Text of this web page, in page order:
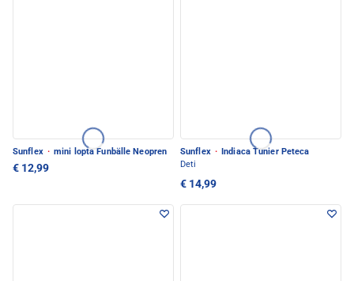
Sunflex · mini lopta Funbälle Neopren
€ 12,99
Sunflex · Indiaca Tunier Peteca
Deti
€ 14,99